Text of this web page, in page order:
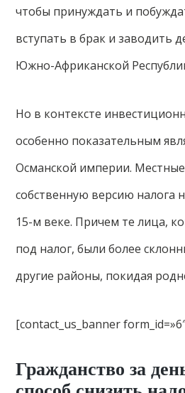
чтобы принуждать и
вступать в брак и заводить
Южно-Африканской
Но в контексте
особенно показательным
Османской империи.
собственную версию налога
15-м веке. Причем те лица,
под налог, были более
другие районы, покидая
[contact_us_banner
Гражданство за